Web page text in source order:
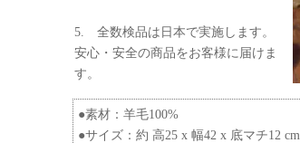
5. 全数検品は日本で実施します。
安心・安全の商品をお客様に届けま
す。
●素材：羊毛100%
●サイズ：約 高25 x 幅42 x 底マチ12 cm